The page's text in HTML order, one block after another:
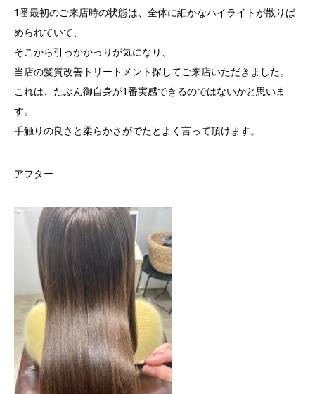
1番最初のご来店時の状態は、全体に細かなハイライトが散りば
められていて、
そこから引っかかっりが気になり、
当店の髪質改善トリートメント探してご来店いただきました。
これは、たぶん御自身が1番実感できるのではないかと思いま
す。
手触りの良さと柔らかさがでたとよく言って頂けます。
アフター